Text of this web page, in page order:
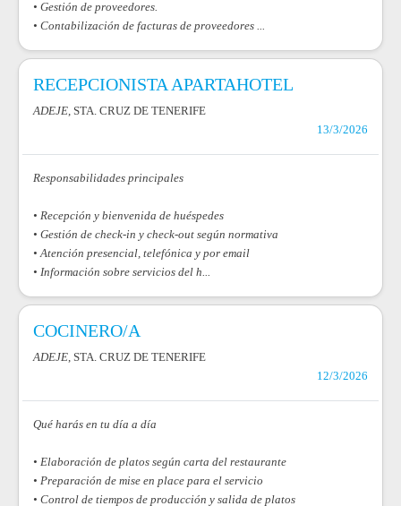
• Gestión de proveedores.
• Contabilización de facturas de proveedores ...
RECEPCIONISTA APARTAHOTEL
ADEJE, STA. CRUZ DE TENERIFE
13/3/2026
Responsabilidades principales
• Recepción y bienvenida de huéspedes
• Gestión de check-in y check-out según normativa
• Atención presencial, telefónica y por email
• Información sobre servicios del h...
COCINERO/A
ADEJE, STA. CRUZ DE TENERIFE
12/3/2026
Qué harás en tu día a día
• Elaboración de platos según carta del restaurante
• Preparación de mise en place para el servicio
• Control de tiempos de producción y salida de platos